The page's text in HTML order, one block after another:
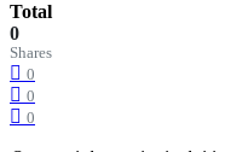
Total
0
Shares
0
0
0